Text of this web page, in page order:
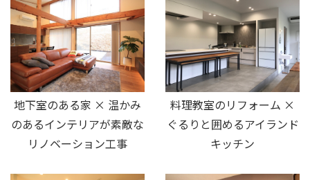
地下室のある家 × 温かみ
のあるインテリアが素敵な
リノベーション工事
料理教室のリフォーム ×
ぐるりと囲めるアイランド
キッチン